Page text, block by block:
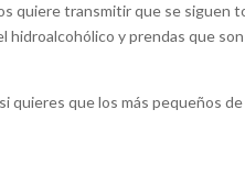
quiere transmitir que se siguen
y prendas que
quieres que los más pequeños